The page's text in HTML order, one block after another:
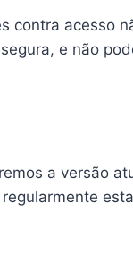
contra acesso
e não
a versão